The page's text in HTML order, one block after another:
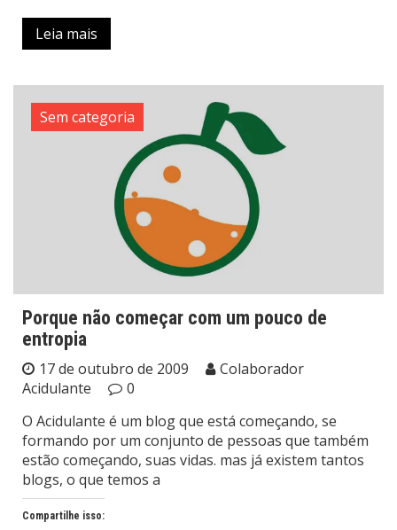
Leia mais
Sem categoria
Porque não começar com um pouco de
entropia
17 de outubro de 2009
Colaborador
Acidulante
0
O Acidulante é um blog que está começando, se
formando por um conjunto de pessoas que também
estão começando, suas vidas. mas já existem tantos
blogs, o que temos a
Compartilhe isso: